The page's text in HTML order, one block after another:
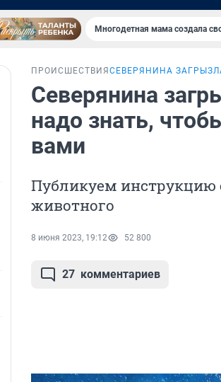
Многодетная мама создала
ПРОИСШЕСТВИЯ СЕВЕРЯНИНА
Северянина
надо знать,
вами
Публикуем инструкцию
животного
8 июня 2023, 19:12 52 800
27 комментариев